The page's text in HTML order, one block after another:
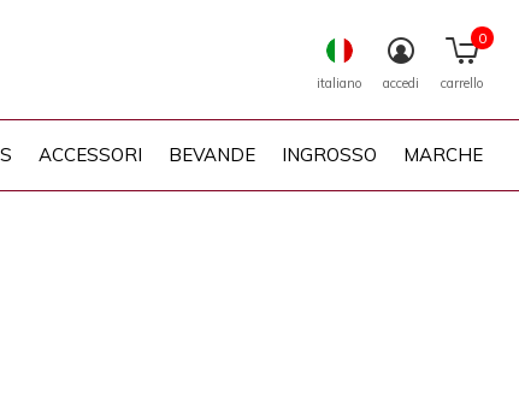
ACCESSORI BEVANDE INGROSSO MARCHE
italiano accedi carrello
0